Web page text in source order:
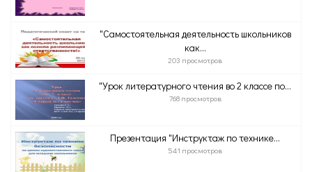
"Самостоятельная деятельность школьников
как...
203 просмотров
"Урок литературного чтения во 2 классе по...
768 просмотров
Презентация "Инструктаж по технике...
541 просмотров